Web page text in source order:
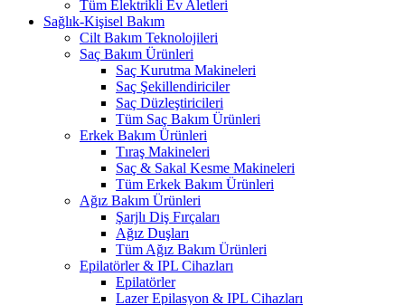
Tüm Elektrikli Ev Aletleri
Sağlık-Kişisel Bakım
Cilt Bakım Teknolojileri
Saç Bakım Ürünleri
Saç Kurutma Makineleri
Saç Şekillendiriciler
Saç Düzleştiricileri
Tüm Saç Bakım Ürünleri
Erkek Bakım Ürünleri
Tıraş Makineleri
Saç & Sakal Kesme Makineleri
Tüm Erkek Bakım Ürünleri
Ağız Bakım Ürünleri
Şarjlı Diş Fırçaları
Ağız Duşları
Tüm Ağız Bakım Ürünleri
Epilatörler & IPL Cihazları
Epilatörler
Lazer Epilasyon & IPL Cihazları